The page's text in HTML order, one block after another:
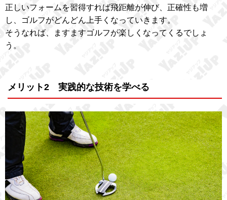
正しいフォームを習得すれば飛距離が伸び、正確性も増
し、ゴルフがどんどん上手くなっていきます。
そうなれば、ますますゴルフが楽しくなってくるでしょ
う。
メリット2 実践的な技術を学べる